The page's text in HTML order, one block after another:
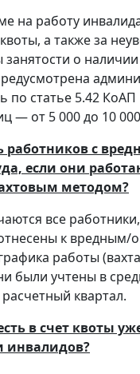
на работу
а также за
занятости о
по статье 5.42
— от 5 000 до 10
работников с
если они
методом?
все
к вредным/
работы
были учтены в
квартал.
в счет квоты
инвалидов?